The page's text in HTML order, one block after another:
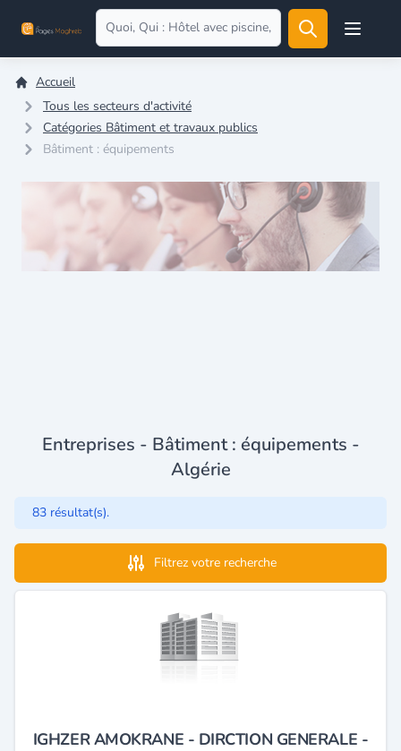
Open
Accueil
Tous les secteurs d'activité
Catégories Bâtiment et travaux publics
Bâtiment : équipements
Entreprises - Bâtiment : équipements -
Algérie
83 résultat(s).
Filtrez votre recherche
IGHZER AMOKRANE - DIRCTION GENERALE -